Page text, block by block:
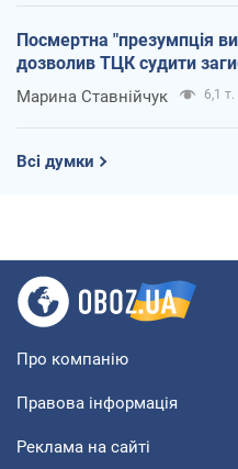
Посмертна "презумпція
дозволив ТЦК судити
Марина Ставнійчук 6,1 т.
Всі думки
Про компанію
Правова інформація
Реклама на сайті